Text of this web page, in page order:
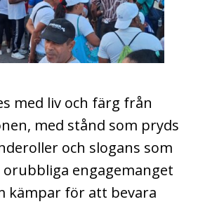
med liv och färg från
med stånd som pryds
och slogans som
engagemanget
kämpar för att bevara